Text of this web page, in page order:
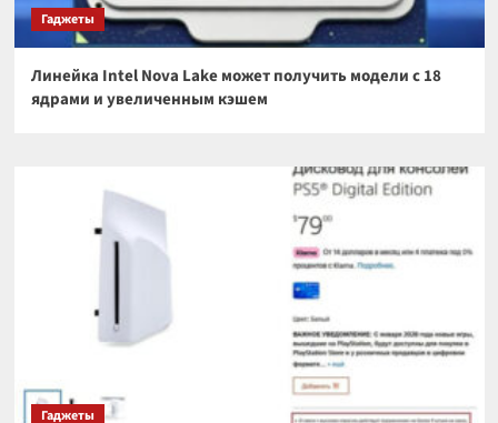
Гаджеты
Линейка Intel Nova Lake может получить модели с 18
ядрами и увеличенным кэшем
Гаджеты